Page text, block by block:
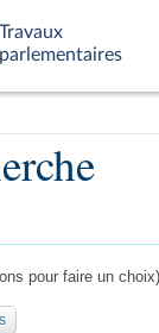
Travaux
parlementaires
pour faire un choix)